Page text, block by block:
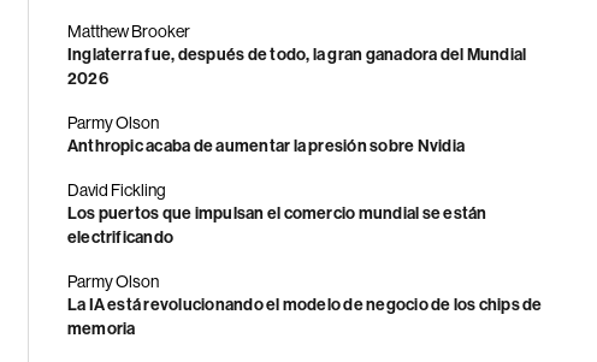
Matthew Brooker
Inglaterra fue, después de todo, la gran ganadora del Mundial
2026
Parmy Olson
Anthropic acaba de aumentar la presión sobre Nvidia
David Fickling
Los puertos que impulsan el comercio mundial se están
electrificando
Parmy Olson
La IA está revolucionando el modelo de negocio de los chips de
memoria